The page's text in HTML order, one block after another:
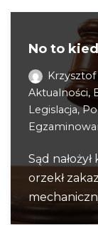
No to
Aktualności,
Legislacja,
Sąd
orzekł